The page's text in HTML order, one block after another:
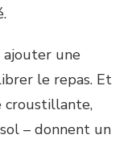
ajouter une
le repas. Et
croustillante,
– donnent un